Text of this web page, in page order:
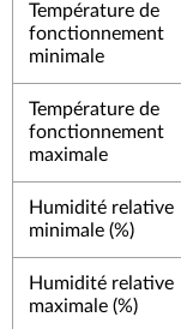
Température de
fonctionnement
minimale
Température de
fonctionnement
maximale
Humidité relative
minimale (%)
Humidité relative
maximale (%)